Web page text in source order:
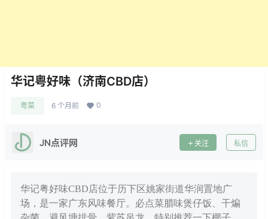
华记粤好味（济南CBD店）
粤菜 6 个月前 0
JN点评网 关注 私信
华记粤好味CBD店位于历下区姚家街道华润置地广
场，是一家广东风味餐厅。必点菜腊味煲仔饭、干煸